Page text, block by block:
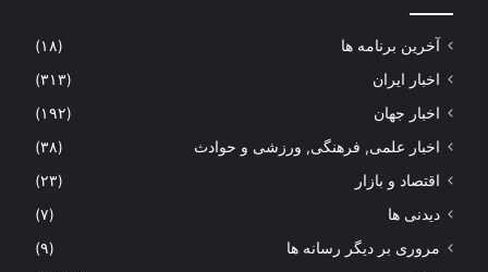
آخرین برنامه ها
(۱۸)
اخبار ایران
(۳۱۳)
اخبار جهان
(۱۹۲)
اخبار علمی, فرهنگی, ورزشی و حوادث
(۳۸)
اقتصاد و بازار
(۲۳)
دیدنی ها
(۷)
مروری بر دیگر رسانه ها
(۹)